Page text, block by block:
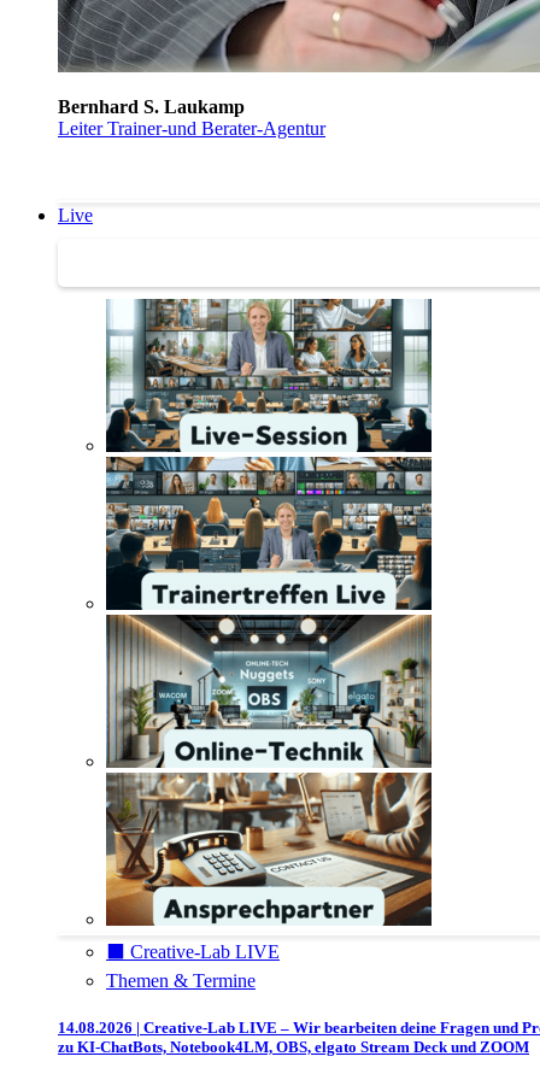
Bernhard S. Laukamp
Leiter Trainer-und Berater-Agentur
Live
⬛️ Creative-Lab LIVE
Themen & Termine
14.08.2026 | Creative-Lab LIVE – Wir bearbeiten deine Fragen und
zu KI-ChatBots, Notebook4LM, OBS, elgato Stream Deck und ZOOM